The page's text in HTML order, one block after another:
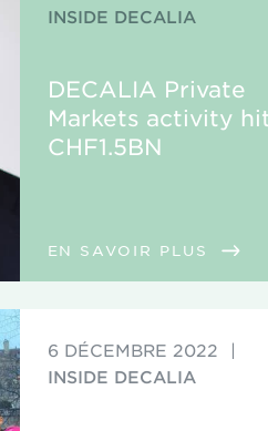
INSIDE DECALIA
DECALIA Private
Markets activity
CHF1.5BN
EN SAVOIR PLUS
6 DÉCEMBRE 2022
|
INSIDE DECALIA